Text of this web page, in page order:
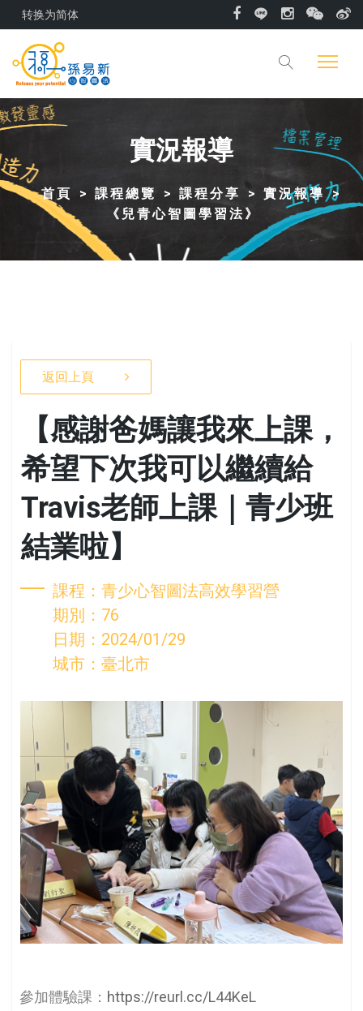
转换为简体
實況報導
首頁 課程總覽 課程分享
實況報導
《兒青心智圖學習法》
返回上頁
【感謝爸媽讓我來上課，
希望下次我可以繼續給
Travis老師上課｜青少班
結業啦】
課程：青少心智圖法高效學習營
期別：76
日期：2024/01/29
城市：臺北市
參加體驗課： https://reurl.cc/L44KeL